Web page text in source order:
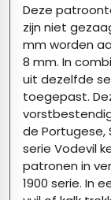
Deze
zijn niet
mm worden
8 mm. In
uit dezelfde
toegepast.
de Portugese,
serie Vodevil
patronen in
1900 serie. In